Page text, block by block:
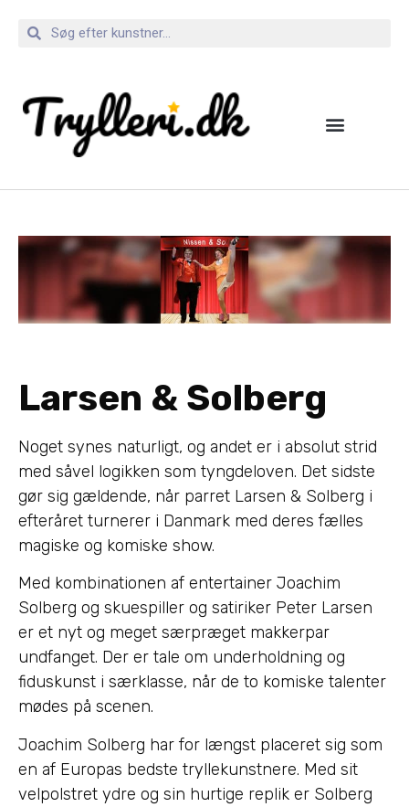
Larsen & Solberg
Noget synes naturligt, og andet er i absolut strid
med såvel logikken som tyngdeloven. Det sidste
gør sig gældende, når parret Larsen & Solberg i
efteråret turnerer i Danmark med deres fælles
magiske og komiske show.
Med kombinationen af entertainer Joachim
Solberg og skuespiller og satiriker Peter Larsen
er et nyt og meget særpræget makkerpar
undfanget. Der er tale om underholdning og
fiduskunst i særklasse, når de to komiske talenter
mødes på scenen.
Joachim Solberg har for længst placeret sig som
en af Europas bedste tryllekunstnere. Med sit
velpolstret ydre og sin hurtige replik er Solberg